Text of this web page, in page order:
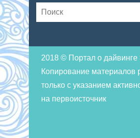
2018 © Портал о дайвинге
Копирование материалов
только с указанием
на первоисточник